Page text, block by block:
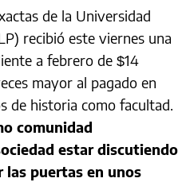
de la Universidad
recibió este viernes una
a febrero de $14
mayor al pagado en
de historia como facultad.
comunidad
estar discutiendo
las puertas en unos